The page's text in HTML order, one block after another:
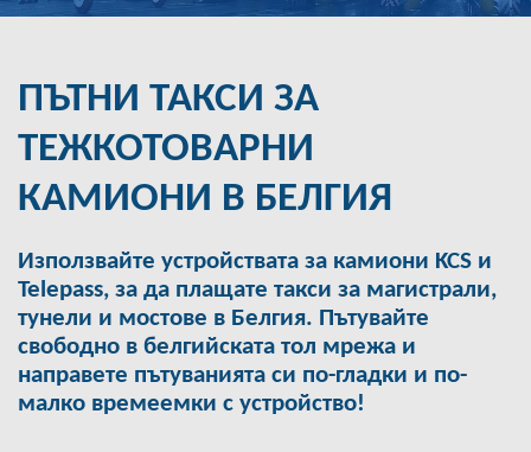
ПЪТНИ ТАКСИ ЗА
ТЕЖКОТОВАРНИ
КАМИОНИ В БЕЛГИЯ
Използвайте устройствата за камиони KCS и
Telepass, за да плащате такси за магистрали,
тунели и мостове в Белгия. Пътувайте
свободно в белгийската тол мрежа и
направете пътуванията си по-гладки и по-
малко времеемки с устройство!